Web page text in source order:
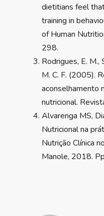
dietitians feel
training in
of Human
298.
Rodrigues, E. M.,
M. C. F. (2005).
aconselhamento
nutricional.
Alvarenga MS,
Nutricional na
Nutrição Clínica
Manole, 2018.